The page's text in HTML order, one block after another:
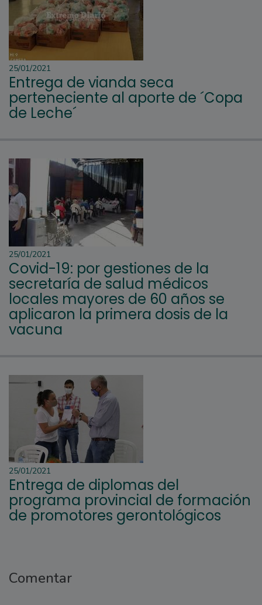
25/01/2021
Entrega de vianda seca
perteneciente al aporte de ´Copa
de Leche´
25/01/2021
Covid-19: por gestiones de la
secretaría de salud médicos
locales mayores de 60 años se
aplicaron la primera dosis de la
vacuna
25/01/2021
Entrega de diplomas del
programa provincial de formación
de promotores gerontológicos
Comentar